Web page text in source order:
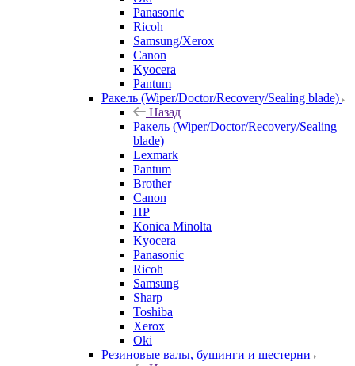
Panasonic
Ricoh
Samsung/Xerox
Canon
Kyocera
Pantum
Ракель (Wiper/Doctor/Recovery/Sealing blade)
Назад
Ракель (Wiper/Doctor/Recovery/Sealing
blade)
Lexmark
Pantum
Brother
Canon
HP
Konica Minolta
Kyocera
Panasonic
Ricoh
Samsung
Sharp
Toshiba
Xerox
Oki
Резиновые валы, бушинги и шестерни